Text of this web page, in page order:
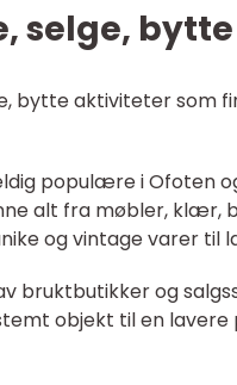
selge,
bytte aktiviteter som
populære i Ofoten
alt fra møbler, klær,
og vintage varer til
bruktbutikker og
objekt til en lavere